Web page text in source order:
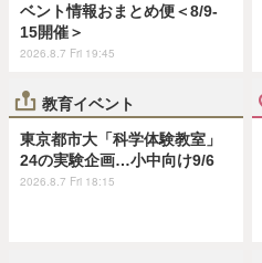
ベント情報おまとめ便＜8/9-
15開催＞
2026.8.7 Fri 19:45
教育イベント
東京都市大「科学体験教室」
24の実験企画…小中向け9/6
2026.8.7 Fri 18:15